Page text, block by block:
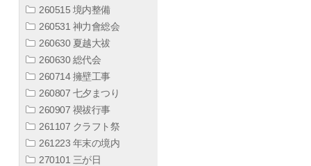
260515 境内整備
260531 神力會総会
260630 夏越大祓
260630 総代会
260714 擁壁工事
260807 七夕まつり
260907 禊祓行事
261107 クラフト祭
261223 年末の境内
270101 三が日